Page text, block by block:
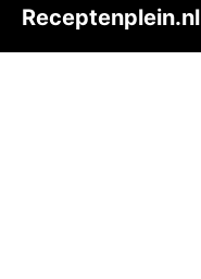
Receptenplein.nl